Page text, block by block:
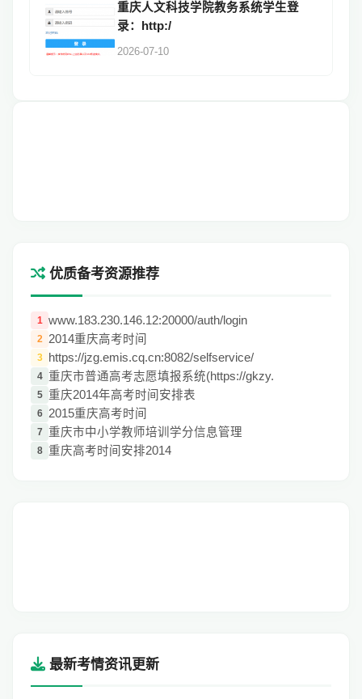
重庆人文科技学院教务系统学生登
录：http:/
2026-07-10
优质备考资源推荐
1 www.183.230.146.12:20000/auth/login
2 2014重庆高考时间
3 https://jzg.emis.cq.cn:8082/selfservice/
4 重庆市普通高考志愿填报系统(https://gkzy.
5 重庆2014年高考时间安排表
6 2015重庆高考时间
7 重庆市中小学教师培训学分信息管理
8 重庆高考时间安排2014
最新考情资讯更新